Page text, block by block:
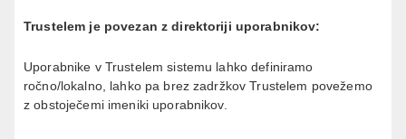
Trustelem je povezan z direktoriji uporabnikov:
Uporabnike v Trustelem sistemu lahko definiramo
ročno/lokalno, lahko pa brez zadržkov Trustelem povežemo
z obstoječemi imeniki uporabnikov.